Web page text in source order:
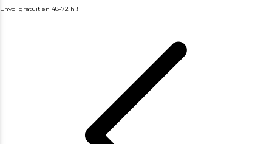
Envoi gratuit en 48-72 h !